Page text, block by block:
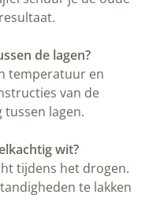
Natuurverf
Ontdek ons
voor jarenlange
wind. Bestel vandaag
Twijfel je over de
staat het hele proces